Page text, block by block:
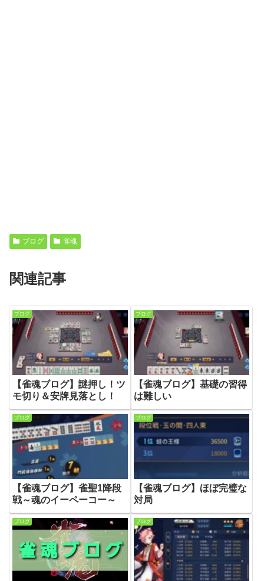
ブログ 雀魂
関連記事
ブログ
【雀魂ブログ】謎押し！ツ
モ切り＆安牌見落とし！
ブログ
【雀魂ブログ】基礎の習得
は難しい
ブログ
【雀魂ブログ】雀聖1降段
戦～魂のイーペーコー～
ブログ
【雀魂ブログ】ほぼ完璧な
対局
ブログ ブログ